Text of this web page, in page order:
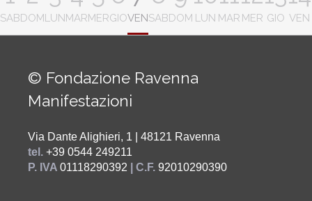
SABDOMLUNMARMERGIOVENSABDOM LUN MAR MER GIO VEN
© Fondazione Ravenna
Manifestazioni
Via Dante Alighieri, 1 | 48121 Ravenna
tel. +39 0544 249211
P. IVA 01118290392 | C.F. 92010290390